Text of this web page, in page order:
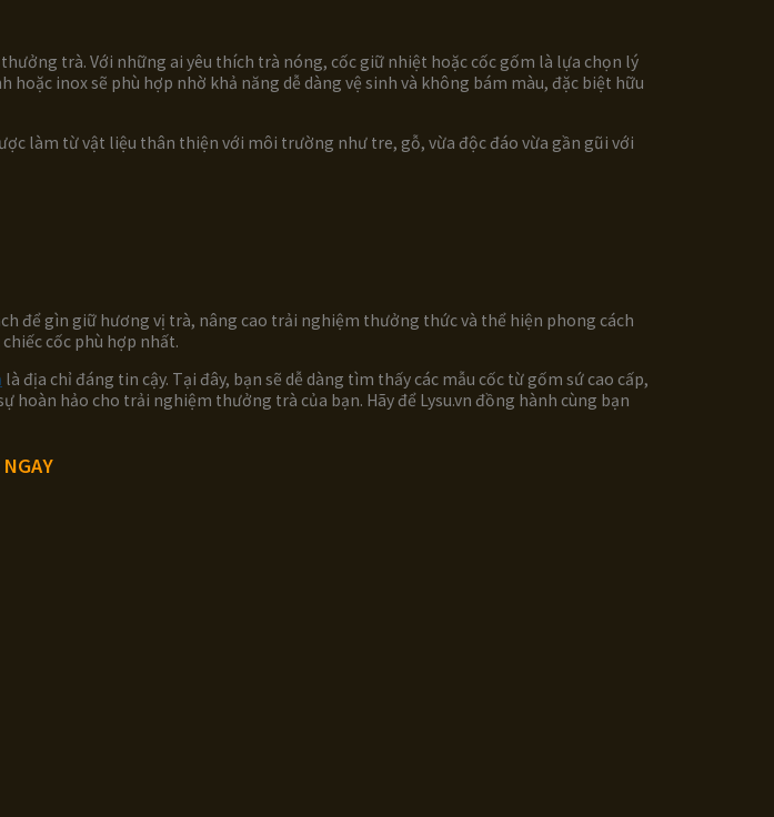
trà. Với những ai yêu thích trà nóng, cốc giữ nhiệt hoặc cốc gốm là lựa chọn lý
inox sẽ phù hợp nhờ khả năng dễ dàng vệ sinh và không bám màu, đặc biệt hữu
làm từ vật liệu thân thiện với môi trường như tre, gỗ, vừa độc đáo vừa gần gũi với
để gìn giữ hương vị trà, nâng cao trải nghiệm thưởng thức và thể hiện phong cách
cốc phù hợp nhất.
là địa chỉ đáng tin cậy. Tại đây, bạn sẽ dễ dàng tìm thấy các mẫu cốc từ gốm sứ cao cấp,
hảo cho trải nghiệm thưởng trà của bạn. Hãy để Lysu.vn đồng hành cùng bạn